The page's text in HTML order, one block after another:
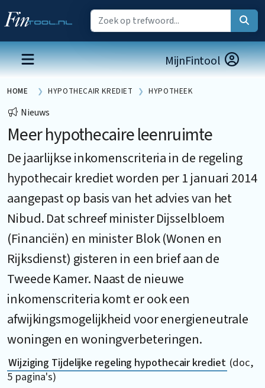
MijnFintool
HOME HYPOTHECAIR KREDIET HYPOTHEEK
Nieuws
Meer hypothecaire leenruimte
De jaarlijkse inkomenscriteria in de regeling
hypothecair krediet worden per 1 januari 2014
aangepast op basis van het advies van het
Nibud. Dat schreef minister Dijsselbloem
(Financiën) en minister Blok (Wonen en
Rijksdienst) gisteren in een brief aan de
Tweede Kamer. Naast de nieuwe
inkomenscriteria komt er ook een
afwijkingsmogelijkheid voor energieneutrale
woningen en woningverbeteringen.
Wijziging Tijdelijke regeling hypothecair krediet (doc,
5 pagina's)